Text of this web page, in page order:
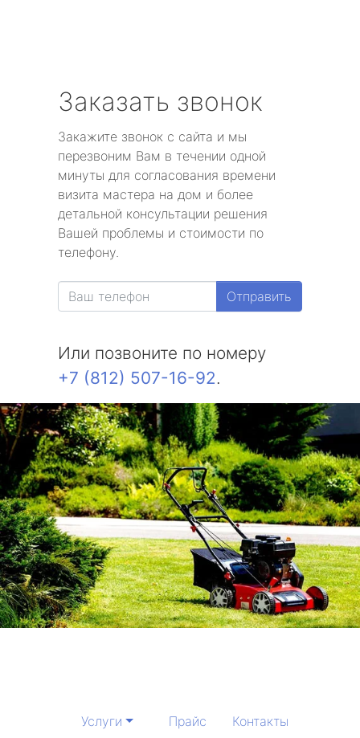
Заказать звонок
Закажите звонок с сайта и мы
перезвоним Вам в течении одной
минуты для согласования времени
визита мастера на дом и более
детальной консультации решения
Вашей проблемы и стоимости по
телефону.
Отправить
Или позвоните по номеру
+7 (812) 507-16-92.
Услуги Прайс Контакты